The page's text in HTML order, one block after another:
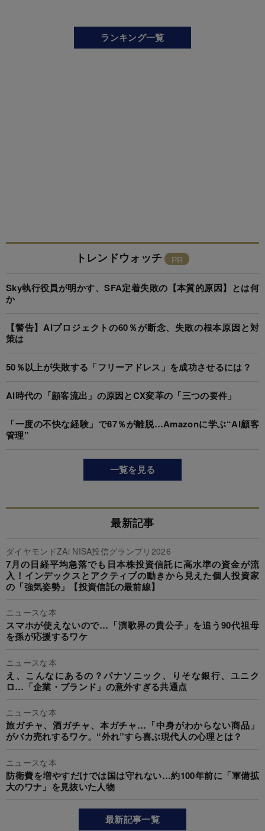
ランキング一覧
トレンドウォッチ
Sky執行役員が明かす、SFA定着失敗の【本質的原因】とは何
か
【警告】AIプロジェクトの60％が断念、失敗の根本原因と対
策は
50％以上が失敗する「フリーアドレス」を成功させるには？
AI時代の「顧客流出」の原因とCX変革の「三つの要件」
「一度の不快な経験」で87％が離脱…Amazonに学ぶ“AI顧客
管理”
一覧を見る
最新記事
ダイヤモンドZAi NISA投信グランプリ2026
7月の日経平均急落でも日本株投資信託に高水準の資金が流
入！インデックスとアクティブの動きから見えた個人投資家
の「強気姿勢」【投資信託の最前線】
ニュースな本
スマホが使えないので…「演歌界の貴公子」を追う90代祖母
を孫が応援するワケ
ニュースな本
え、こんなにあるの？パナソニック、りそな銀行、ユニク
ロ…「企業・ブランド」の意外すぎる共通点
ニュースな本
旅ガチャ、酒ガチャ、本ガチャ…「中身がわからない商品」
がバカ売れするワケ。“外れ”すら喜ぶ現代人の心理とは？
ニュースな本
防衛費を増やすだけでは国は守れない…約100年前に「軍備拡
大のワナ」を見抜いた人物
最新記事一覧